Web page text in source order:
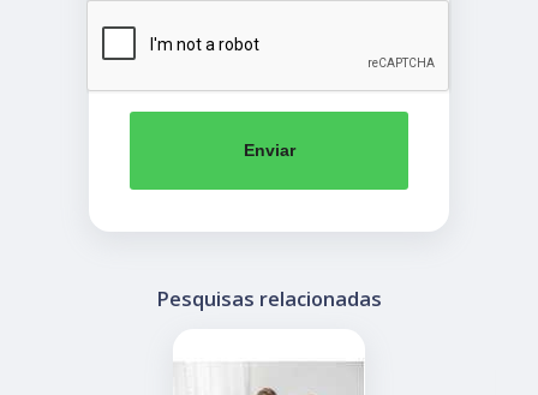
Enviar
Pesquisas relacionadas